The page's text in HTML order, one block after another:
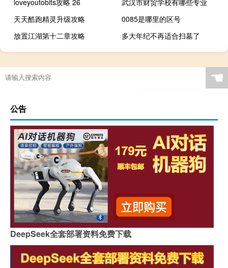
loveyoutobits攻略 26
武汉市财贸学校有哪些专业
天天酷跑精灵升级攻略
0085是哪里的区号
放置江湖第十二章攻略
多大年纪不再适合扫墓了
☚
公告
DeepSeek全套部署资料免费下载